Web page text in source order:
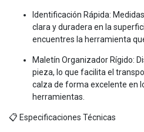
Identificación Rápida:
clara y duradera en la
encuentres la herramienta
Maletín Organizador Rígido:
pieza, lo que facilita el
calza de forma excelente en
herramientas.
📋 Especificaciones Técnicas